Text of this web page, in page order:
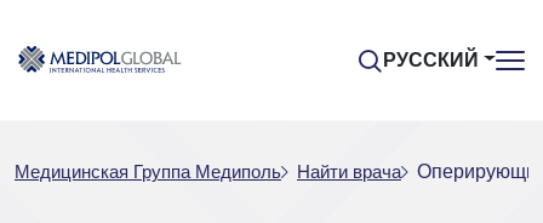
РУССКИЙ
Медицинская Группа Медиполь Найти врача